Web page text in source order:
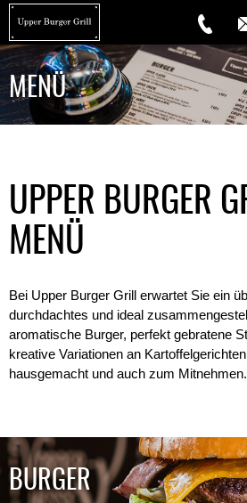
Tisch reservieren
MENÜ
UPPER BURGER
MENÜ
Bei Upper Burger Grill erwartet Sie ein
durchdachtes und ideal
aromatische Burger, perfekt gebratene
kreative Variationen an
hausgemacht und auch zum Mitnehmen.
BURGER